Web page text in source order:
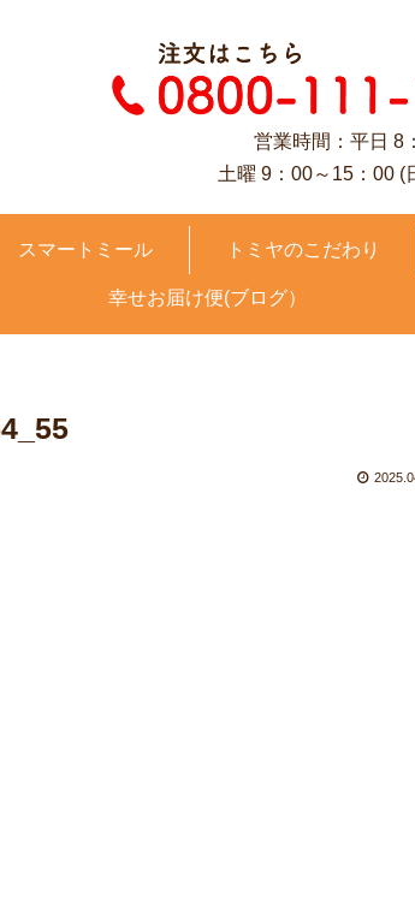
営業時間：平日 8
土曜 9：00～15：00 (
スマートミール トミヤのこだわり
幸せお届け便(ブログ）